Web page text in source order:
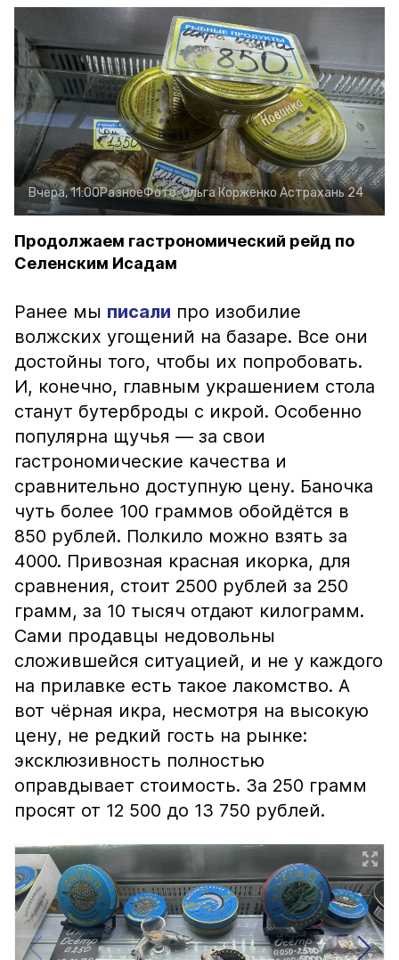
Вчера, 11:00РазноеФото:Ольга Корженко Астрахань 24
Продолжаем гастрономический рейд по
Селенским Исадам
Ранее мы писали про изобилие
волжских угощений на базаре. Все они
достойны того, чтобы их попробовать.
И, конечно, главным украшением стола
станут бутерброды с икрой. Особенно
популярна щучья — за свои
гастрономические качества и
сравнительно доступную цену. Баночка
чуть более 100 граммов обойдётся в
850 рублей. Полкило можно взять за
4000. Привозная красная икорка, для
сравнения, стоит 2500 рублей за 250
грамм, за 10 тысяч отдают килограмм.
Сами продавцы недовольны
сложившейся ситуацией, и не у каждого
на прилавке есть такое лакомство. А
вот чёрная икра, несмотря на высокую
цену, не редкий гость на рынке:
эксклюзивность полностью
оправдывает стоимость. За 250 грамм
просят от 12 500 до 13 750 рублей.